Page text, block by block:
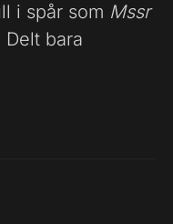
i spår som Mssr
bara